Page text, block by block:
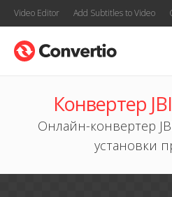
Video Editor Add Subtitles to Video
Конвертер
Онлайн-конвертер
установки